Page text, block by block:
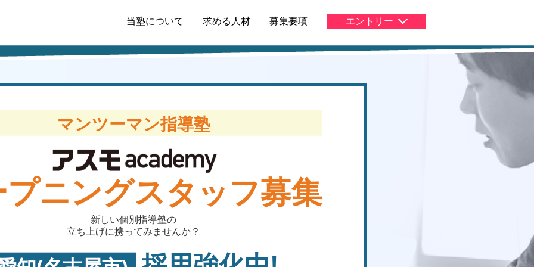
当塾について 求める人材 募集要項 エントリー
マンツーマン指導塾
ニングスタッフ募集
新しい個別指導塾の
立ち上げに携ってみませんか？